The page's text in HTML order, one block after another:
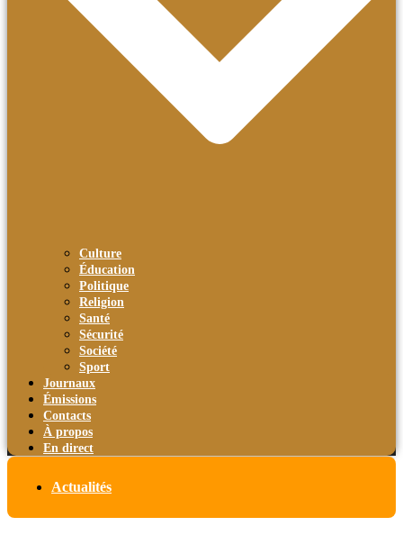
Culture
Éducation
Politique
Religion
Santé
Sécurité
Société
Sport
Journaux
Émissions
Contacts
À propos
En direct
Actualités